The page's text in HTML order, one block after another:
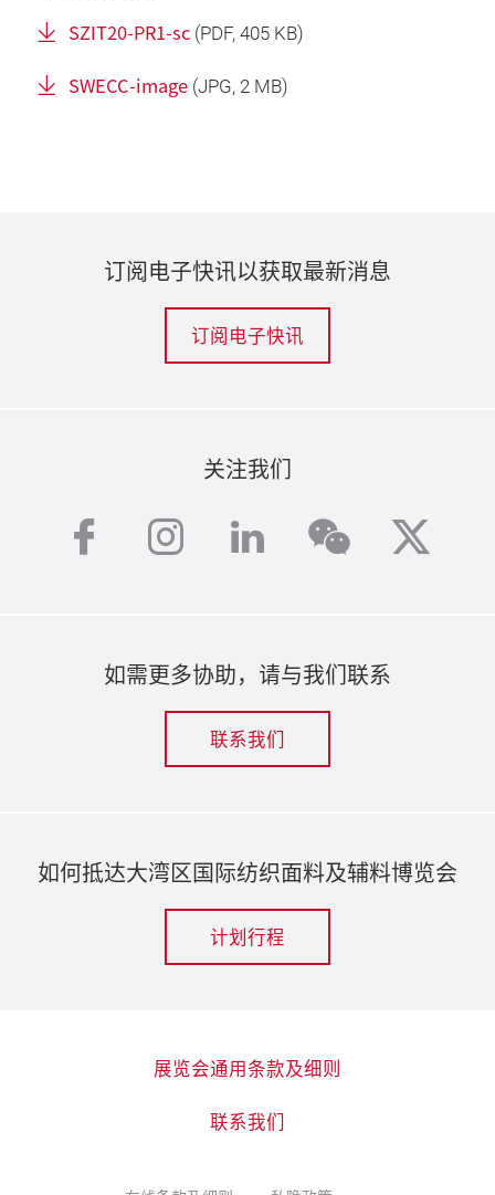
SZIT20-PR1-sc (PDF, 405 KB)
SWECC-image (JPG, 2 MB)
订阅电子快讯以获取最新消息
订阅电子快讯
关注我们
facebook
instagram
linkedinwechat
如需更多协助，请与我们联系
联系我们
如何抵达大湾区国际纺织面料及辅料博览会
计划行程
展览会通用条款及细则
联系我们